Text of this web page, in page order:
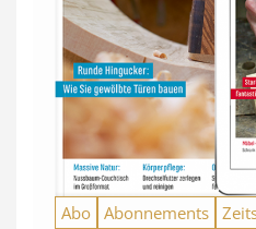
Abo Abonnements